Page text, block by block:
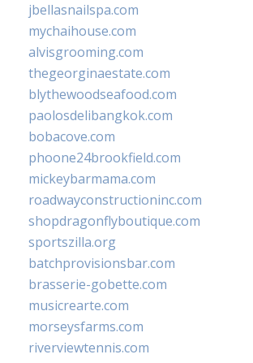
jbellasnailspa.com
mychaihouse.com
alvisgrooming.com
thegeorginaestate.com
blythewoodseafood.com
paolosdelibangkok.com
bobacove.com
phoone24brookfield.com
mickeybarmama.com
roadwayconstructioninc.com
shopdragonflyboutique.com
sportszilla.org
batchprovisionsbar.com
brasserie-gobette.com
musicrearte.com
morseysfarms.com
riverviewtennis.com